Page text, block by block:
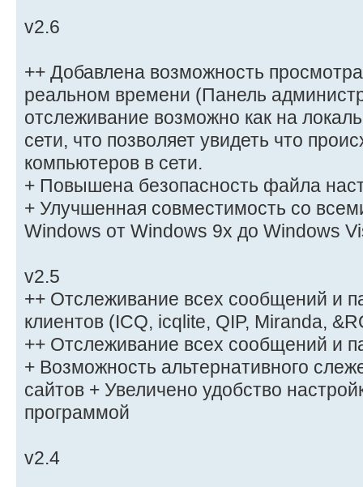
v2.6
++ Добавлена возможность
реальном времени (Панель
отслеживание возможно как на
сети, что позволяет увидеть что
компьютеров в сети.
+ Повышена безопасность файла
+ Улучшенная совместимость со
Windows от Windows 9x до Windows
v2.5
++ Отслеживание всех сообщений и
клиентов (ICQ, icqlite, QIP, Miranda,
++ Отслеживание всех сообщений и
+ Возможность альтернативного
сайтов + Увеличено удобство
программой
v2.4